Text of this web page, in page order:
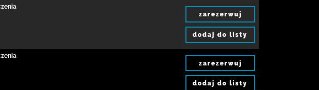
zarezerwuj
dodaj do listy
zarezerwuj
dodaj do listy